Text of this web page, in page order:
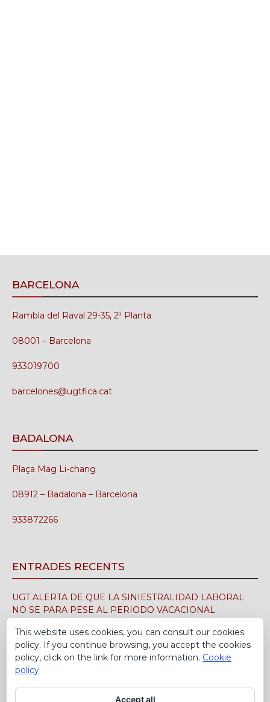
BARCELONA
Rambla del Raval 29-35, 2ª Planta
08001 – Barcelona
933019700
barcelones@ugtfica.cat
BADALONA
Plaça Mag Li-chang
08912 – Badalona – Barcelona
933872266
ENTRADES RECENTS
UGT ALERTA DE QUE LA SINIESTRALIDAD LABORAL
NO SE PARA PESE AL PERIODO VACACIONAL
UGT FICA FIRMA EN EL SIMA EL CONVENIO
COLECTIVO DE LA INDUSTRIA DEL CALZADO PARA EL
PERÍODO 2026-2029
30 de juliol de 2026
This website uses cookies, you can consult our cookies
policy. If you continue browsing, you accept the cookies
policy, click on the link for more information. Cookie
policy
Accept all